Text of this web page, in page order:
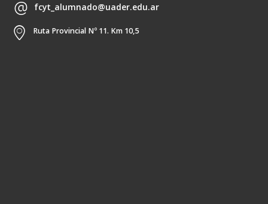
fcyt_alumnado@uader.edu.ar
Ruta Provincial Nº 11. Km 10,5